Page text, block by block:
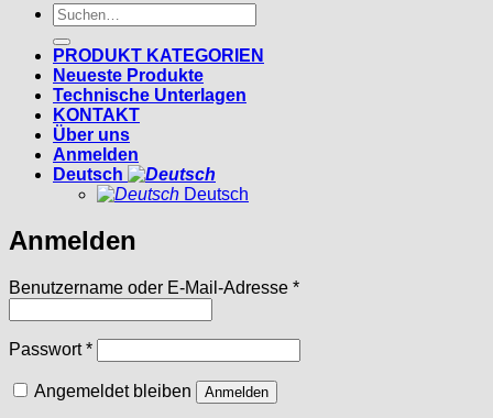
Suchen
nach:
PRODUKT KATEGORIEN
Neueste Produkte
Technische Unterlagen
KONTAKT
Über uns
Anmelden
Deutsch
Deutsch
Anmelden
Benutzername oder E-Mail-Adresse *Erforderlich
Passwort*Erforderlich
Angemeldet bleiben Anmelden